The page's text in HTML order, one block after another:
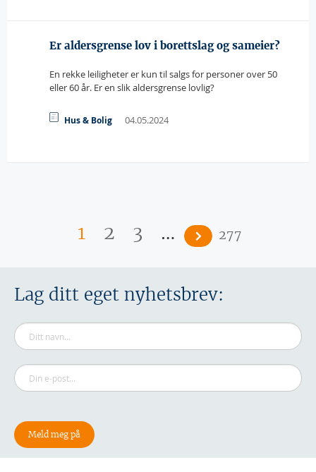
Er aldersgrense lov i borettslag og sameier?
En rekke leiligheter er kun til salgs for personer over 50
eller 60 år. Er en slik aldersgrense lovlig?
Hus & Bolig 04.05.2024
1 2 3 … 277
Lag ditt eget nyhetsbrev: